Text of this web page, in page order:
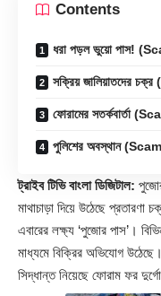
Contents
ধরা পড়ল ভুয়ো পাস!
সক্রিয় জালিয়াতদের
ফোরামের সতর্কবার্তা
পুলিশের অবস্থান
ট্রাইব টিভি বাংলা ডিজিটাল:
মাথাচাড়া দিয়ে উঠেছে প্রতারণা
এবারের লক্ষ্য ‘পুজোর পাস’।
মাধ্যমে বিক্রির অভিযোগ
সিদ্ধান্ত নিয়েছে ফোরাম ফর